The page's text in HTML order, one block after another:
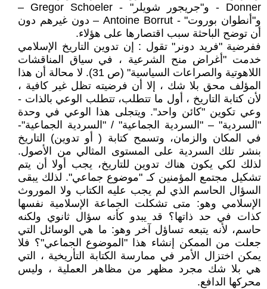
Donner - و"جريجور شويلر" - Gregor Schoeler –
و"أنطوان بوروت" - Antoine Borrut – دون غيرهم دون
أن توضح الباحثة سبب اقتصارها على هؤلاء.
ففرضية "فريد دونر" تقول : إن تدوين التاريخ الإسلامي
خدمت "أغراض منح الشرعية ، في سياق المناقشات
اللاهوتية والصراعات السياسية" (ص 31). لا محالة أن هذا
المؤلف محق بلا شك ، إلا أن فرضيته تظل غير كافية ،
لأن كتابة التاريخ ، أول ما تتطلب، تتطلب الوعي بالذات -
وعي تكوين "كائن واحد". ويتجلى هذا الوعي في وحدة
"السردية" – "السردية الجماعية" / "السردية الجماعية"-
في المكان والزمان، وتسمح كتابة ( أو تدوين) التاريخ
بنشر تلك السردية على المستوى المثالي من الأصول.
لذلك لكي يكون هناك تدوين للتاريخ، يجب أولا أن يتم
تشكيل مجتمع المؤمنين كـ "موضوع جماعي". لذلك يبقى
السؤال الحاسم الذي لم يجب عليه الكتاب ولا الموروث
الإسلامي وهو: متى تشكلت الجماعة الإسلامية نفسها
كذات في حد ذاتها؟ قد يبدو كأنه سؤال ثانوي ولكنه
حاسم، لأنه يتبعه تساؤل آخر وهو: ما هي الوسائل التي
جعلت من الممكن إنشاء هذا "الموضوع الجماعي"؟ فلا
يمكن اختزال الأمر في ممارسة الكتابة التأريخية ، التي
هي بلا شك مجرد مظهر من مظاهر العملية ، وليس
محركها الدافع.